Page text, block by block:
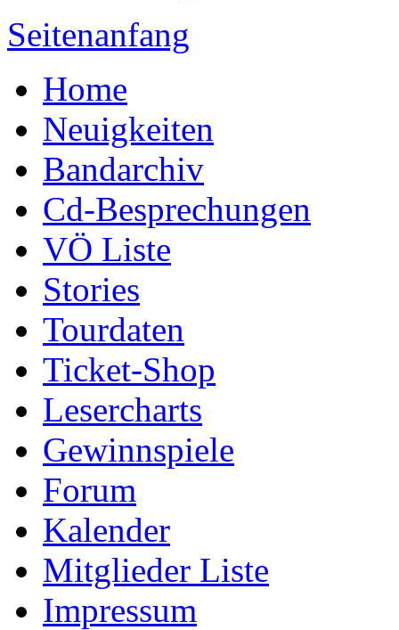
Seitenanfang
Home
Neuigkeiten
Bandarchiv
Cd-Besprechungen
VÖ Liste
Stories
Tourdaten
Ticket-Shop
Lesercharts
Gewinnspiele
Forum
Kalender
Mitglieder Liste
Impressum